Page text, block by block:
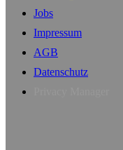
Jobs
Impressum
AGB
Datenschutz